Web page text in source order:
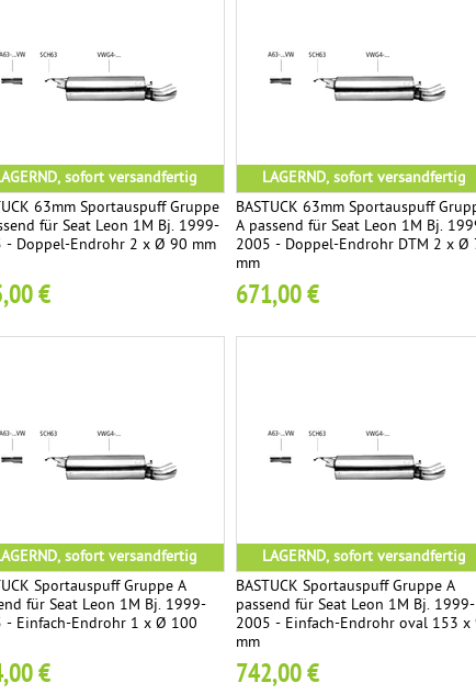
sofort versandfertig
63mm Sportauspuff Gruppe
für Seat Leon 1M Bj. 1999-
- Doppel-Endrohr 2 x Ø 90 mm
€
LAGERND, sofort versandfertig
BASTUCK 63mm Sportauspuff
A passend für Seat Leon 1M Bj.
2005 - Doppel-Endrohr DTM 2 x Ø
mm
671,00 €
sofort versandfertig
Sportauspuff Gruppe A
für Seat Leon 1M Bj. 1999-
- Einfach-Endrohr 1 x Ø 100
€
LAGERND, sofort versandfertig
BASTUCK Sportauspuff Gruppe A
passend für Seat Leon 1M Bj. 1999-
2005 - Einfach-Endrohr oval 153 x
mm
742,00 €